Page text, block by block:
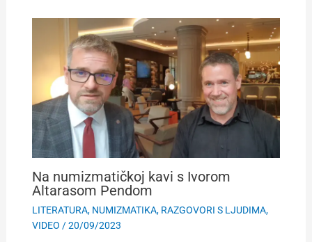
Na numizmatičkoj kavi s Ivorom
Altarasom Pendom
LITERATURA, NUMIZMATIKA, RAZGOVORI S LJUDIMA,
VIDEO /20/09/2023